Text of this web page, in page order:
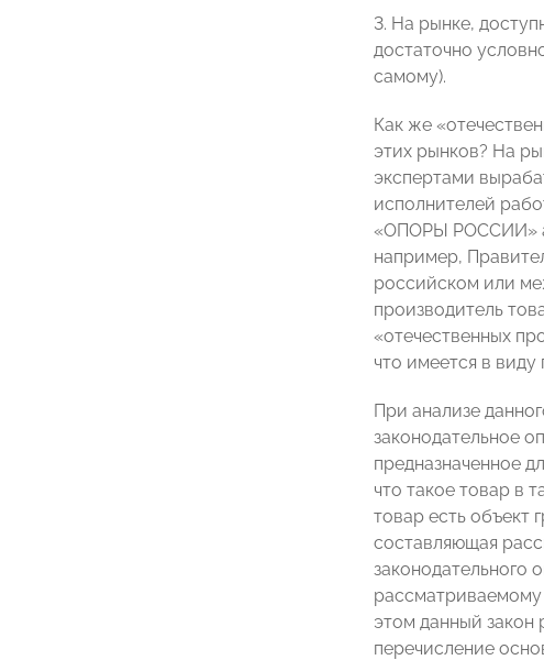
3. На рынке,
достаточно
самому).
Как же
этих рынков? На
экспертами
исполнителей
«ОПОРЫ РОССИИ»
например,
российском или
производитель
«отечественных
что имеется в
При анализе
законодательное
предназначенное
что такое товар в
товар есть объект
составляющая
законодательного
рассматриваемому
этом данный закон
перечисление